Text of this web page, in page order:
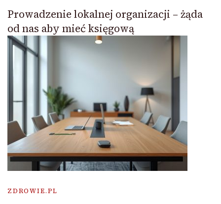
Prowadzenie lokalnej organizacji – żąda
od nas aby mieć księgową
ZDROWIE.PL